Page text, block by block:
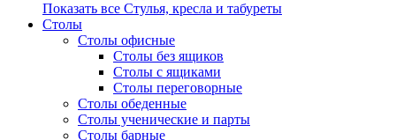
Показать все Стулья, кресла и табуреты
Столы
Столы офисные
Столы без ящиков
Столы с ящиками
Столы переговорные
Столы обеденные
Столы ученические и парты
Столы барные